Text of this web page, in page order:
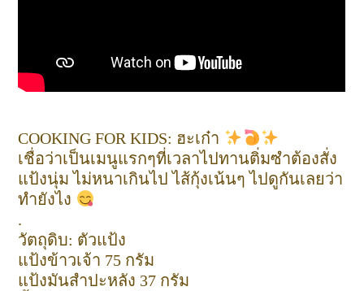
COOKING FOR KIDS: ฮะเก๋า
เชื่อว่าเป็นเมนูแรกๆที่เวลาไปทานติ่มซำต้องสั่ง
แป้งนุ่ม ไม่หนาเกินไป ไส้กุ้งเน้นๆ ไปดูกันเลยว่า
ทำยังไง
.
วัตถุดิบ: ตัวแป้ง
แป้งข้าวเจ้า 75 กรัม
แป้งมันสำปะหลัง 37 กรัม